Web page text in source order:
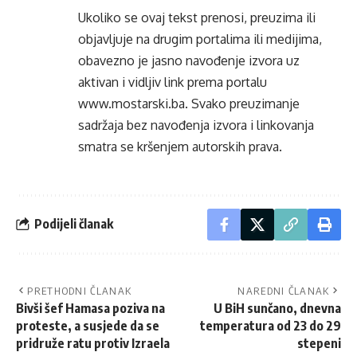
Ukoliko se ovaj tekst prenosi, preuzima ili
objavljuje na drugim portalima ili medijima,
obavezno je jasno navođenje izvora uz
aktivan i vidljiv link prema portalu
www.mostarski.ba. Svako preuzimanje
sadržaja bez navođenja izvora i linkovanja
smatra se kršenjem autorskih prava.
Podijeli članak
PRETHODNI ČLANAK
Bivši šef Hamasa poziva na
proteste, a susjede da se
pridruže ratu protiv Izraela
NAREDNI ČLANAK
U BiH sunčano, dnevna
temperatura od 23 do 29
stepeni